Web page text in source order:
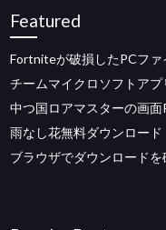
Featured
Fortniteが破損したPCフ
チームマイクロソフトアプ
中つ国ロアマスターの画
雨なし花無料ダウンロード
ブラウザでダウンロード